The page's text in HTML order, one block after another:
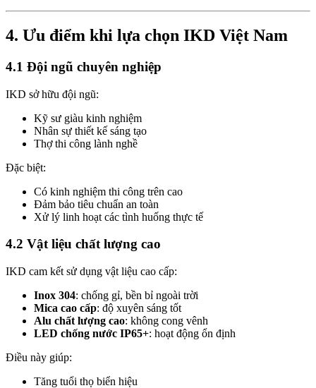
4. Ưu điểm khi lựa chọn IKD Việt Nam
4.1 Đội ngũ chuyên nghiệp
IKD sở hữu đội ngũ:
Kỹ sư giàu kinh nghiệm
Nhân sự thiết kế sáng tạo
Thợ thi công lành nghề
Đặc biệt:
Có kinh nghiệm thi công trên cao
Đảm bảo tiêu chuẩn an toàn
Xử lý linh hoạt các tình huống thực tế
4.2 Vật liệu chất lượng cao
IKD cam kết sử dụng vật liệu cao cấp:
Inox 304: chống gỉ, bền bỉ ngoài trời
Mica cao cấp: độ xuyên sáng tốt
Alu chất lượng cao: không cong vênh
LED chống nước IP65+: hoạt động ổn định
Điều này giúp:
Tăng tuổi thọ biển hiệu